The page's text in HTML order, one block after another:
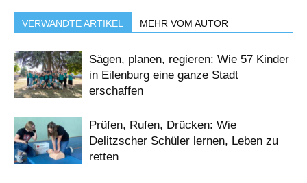
VERWANDTE ARTIKEL MEHR VOM AUTOR
Sägen, planen, regieren: Wie 57 Kinder
in Eilenburg eine ganze Stadt
erschaffen
Prüfen, Rufen, Drücken: Wie
Delitzscher Schüler lernen, Leben zu
retten